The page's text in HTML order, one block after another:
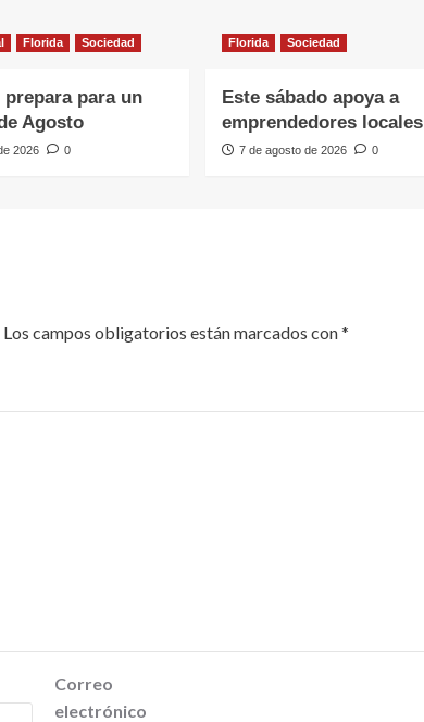
Florida Sociedad
para un
Agosto
2026 0
Florida Sociedad
Este sábado apoya a
emprendedores locales
7 de agosto de 2026 0
Los campos obligatorios están marcados con*
Correo
electrónico